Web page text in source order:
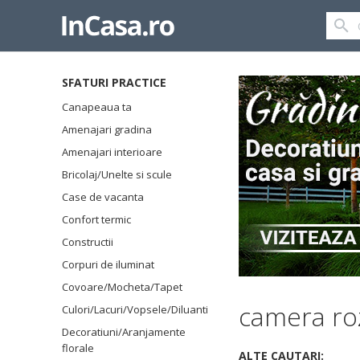
SFATURI PRACTICE
Canapeaua ta
Amenajari gradina
Amenajari interioare
Bricolaj/Unelte si scule
Case de vacanta
Confort termic
Constructii
Corpuri de iluminat
Covoare/Mocheta/Tapet
Culori/Lacuri/Vopsele/Diluanti
Decoratiuni/Aranjamente
florale
camera
ALTE CAUTARI: